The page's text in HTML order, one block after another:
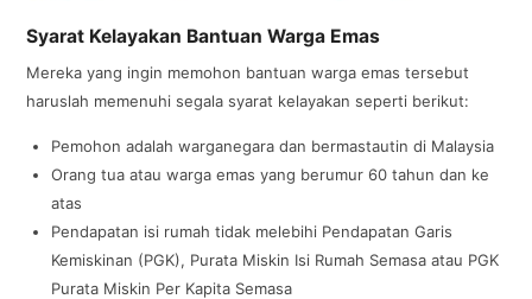
Syarat Kelayakan Bantuan Warga Emas
Mereka yang ingin memohon bantuan warga emas tersebut
haruslah memenuhi segala syarat kelayakan seperti berikut:
Pemohon adalah warganegara dan bermastautin di Malaysia
Orang tua atau warga emas yang berumur 60 tahun dan ke
atas
Pendapatan isi rumah tidak melebihi Pendapatan Garis
Kemiskinan (PGK), Purata Miskin Isi Rumah Semasa atau PGK
Purata Miskin Per Kapita Semasa